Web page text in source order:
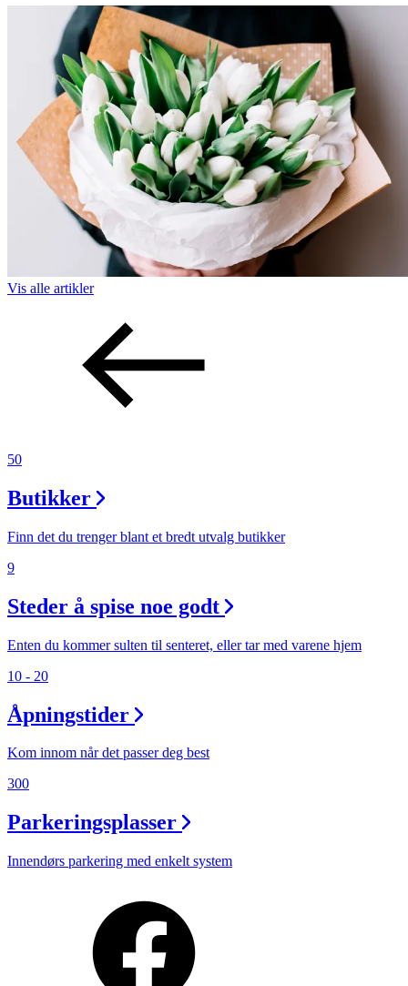
Vis alle artikler
50
Butikker
Finn det du trenger blant et bredt utvalg butikker
9
Steder å spise noe godt
Enten du kommer sulten til senteret, eller tar med varene hjem
10 - 20
Åpningstider
Kom innom når det passer deg best
300
Parkeringsplasser
Innendørs parkering med enkelt system